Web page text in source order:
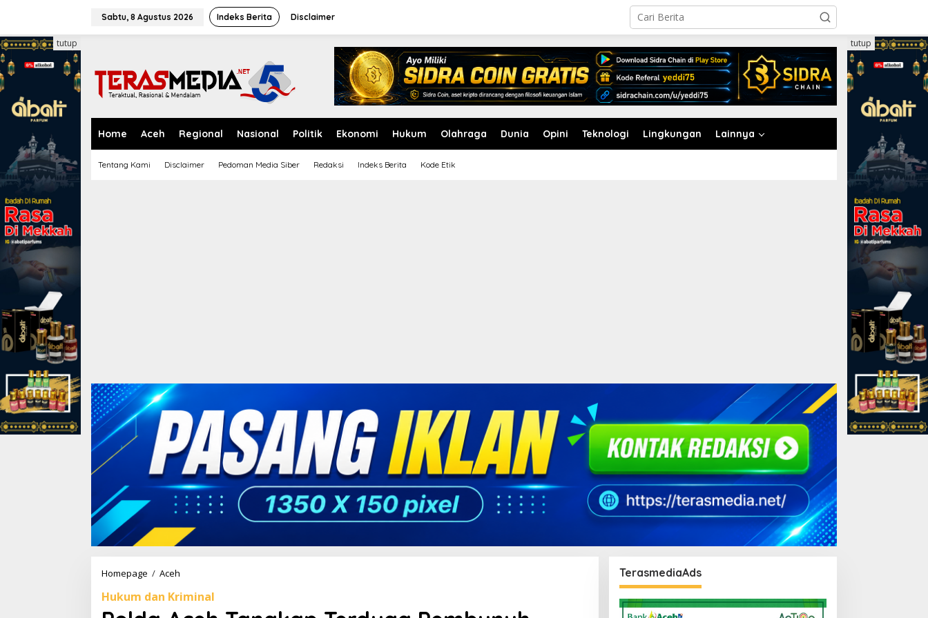
a
t
i
k
e
Sabtu, 8 Agustus 2026 Indeks Berita Disclaimer
Home Aceh Regional Nasional Politik Ekonomi Hukum Olahraga Dunia Opini Teknologi Lingkungan Lainnya
Tentang Kami Disclaimer Pedoman Media Siber Redaksi Indeks Berita Kode Etik
tutup tutup
Homepage / Aceh
l
Hukum dan Kriminal
TerasmediaAds